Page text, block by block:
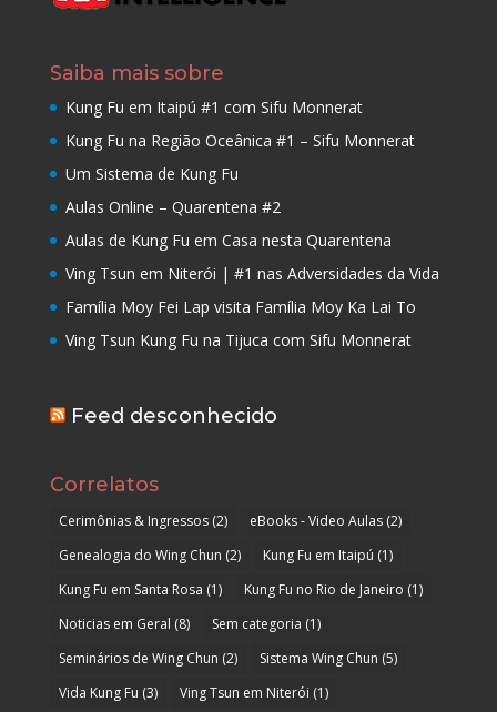
Saiba mais sobre
Kung Fu em Itaipú #1 com Sifu Monnerat
Kung Fu na Região Oceânica #1 – Sifu Monnerat
Um Sistema de Kung Fu
Aulas Online – Quarentena #2
Aulas de Kung Fu em Casa nesta Quarentena
Ving Tsun em Niterói | #1 nas Adversidades da Vida
Família Moy Fei Lap visita Família Moy Ka Lai To
Ving Tsun Kung Fu na Tijuca com Sifu Monnerat
Feed desconhecido
Correlatos
Cerimônias & Ingressos(2) eBooks - Video Aulas(2)
Genealogia do Wing Chun (2) Kung Fu em Itaipú (1)
Kung Fu em Santa Rosa (1) Kung Fu no Rio de Janeiro (1)
Noticias em Geral (8) Sem categoria (1)
Seminários de Wing Chun (2) Sistema Wing Chun (5)
Vida Kung Fu (3) Ving Tsun em Niterói (1)